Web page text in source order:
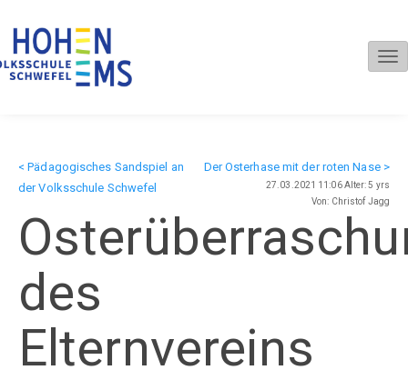
Der Osterhase mit der roten Nase >
< Pädagogisches Sandspiel an
der Volksschule Schwefel
27.03.2021 11:06 Alter: 5 yrs
Von: Christof Jagg
des
Elternvereins